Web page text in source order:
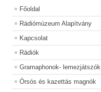
Főoldal
Rádiómúzeum Alapítvány
Kapcsolat
Rádiók
Gramaphonok- lemezjátszók
Órsós és kazettás magnók